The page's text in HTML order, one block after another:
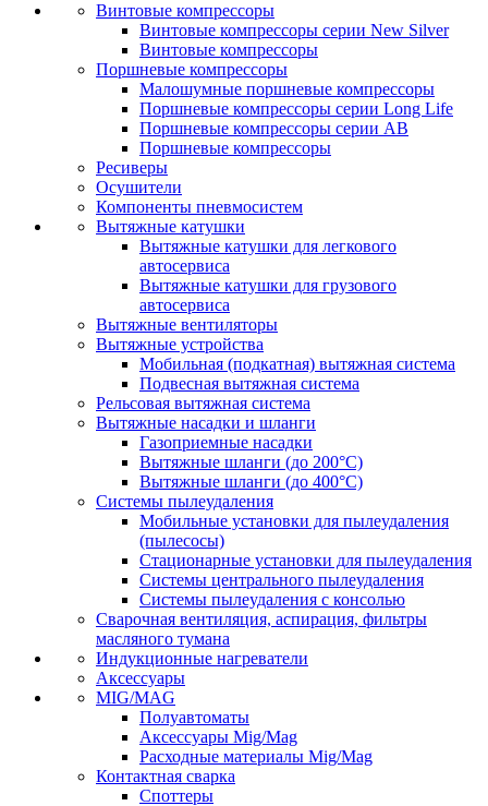
Винтовые компрессоры
Винтовые компрессоры серии New Silver
Винтовые компрессоры
Поршневые компрессоры
Малошумные поршневые компрессоры
Поршневые компрессоры серии Long Life
Поршневые компрессоры серии AB
Поршневые компрессоры
Ресиверы
Осушители
Компоненты пневмосистем
Вытяжные катушки
Вытяжные катушки для легкового
автосервиса
Вытяжные катушки для грузового
автосервиса
Вытяжные вентиляторы
Вытяжные устройства
Мобильная (подкатная) вытяжная система
Подвесная вытяжная система
Рельсовая вытяжная система
Вытяжные насадки и шланги
Газоприемные насадки
Вытяжные шланги (до 200°C)
Вытяжные шланги (до 400°C)
Системы пылеудаления
Мобильные установки для пылеудаления
(пылесосы)
Стационарные установки для пылеудаления
Системы центрального пылеудаления
Системы пылеудаления с консолью
Сварочная вентиляция, аспирация, фильтры
масляного тумана
Индукционные нагреватели
Аксессуары
MIG/MAG
Полуавтоматы
Аксессуары Mig/Mag
Расходные материалы Mig/Mag
Контактная сварка
Споттеры